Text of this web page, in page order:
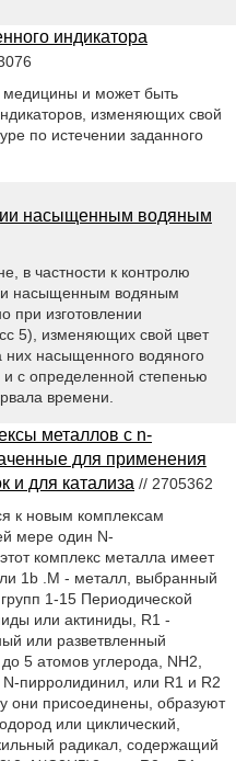
индикатора
медицины и может быть
изменяющих свой
по истечении заданного
насыщенным водяным
в частности к контролю
насыщенным водяным
при изготовлении
5), изменяющих свой цвет
них насыщенного водяного
с определенной степенью
времени.
металлов с n-
для применения
и для катализа // 2705362
к новым комплексам
мере один N-
комплекс металла имеет
1b .М - металл, выбранный
1-15 Периодической
или актиниды, R1 -
или разветвленный
5 атомов углерода, NH2,
пирролидинил, или R1 и R2
они присоединены, образуют
или циклический,
радикал, содержащий